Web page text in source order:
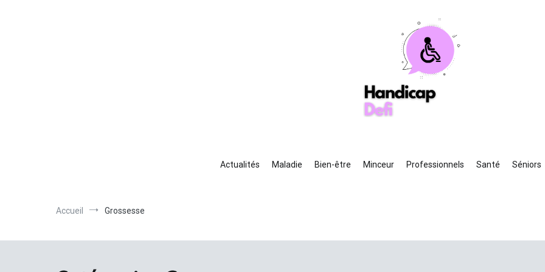
Actualités
Maladie Bien-être Minceur Professionnels Santé Séniors
Accueil Grossesse